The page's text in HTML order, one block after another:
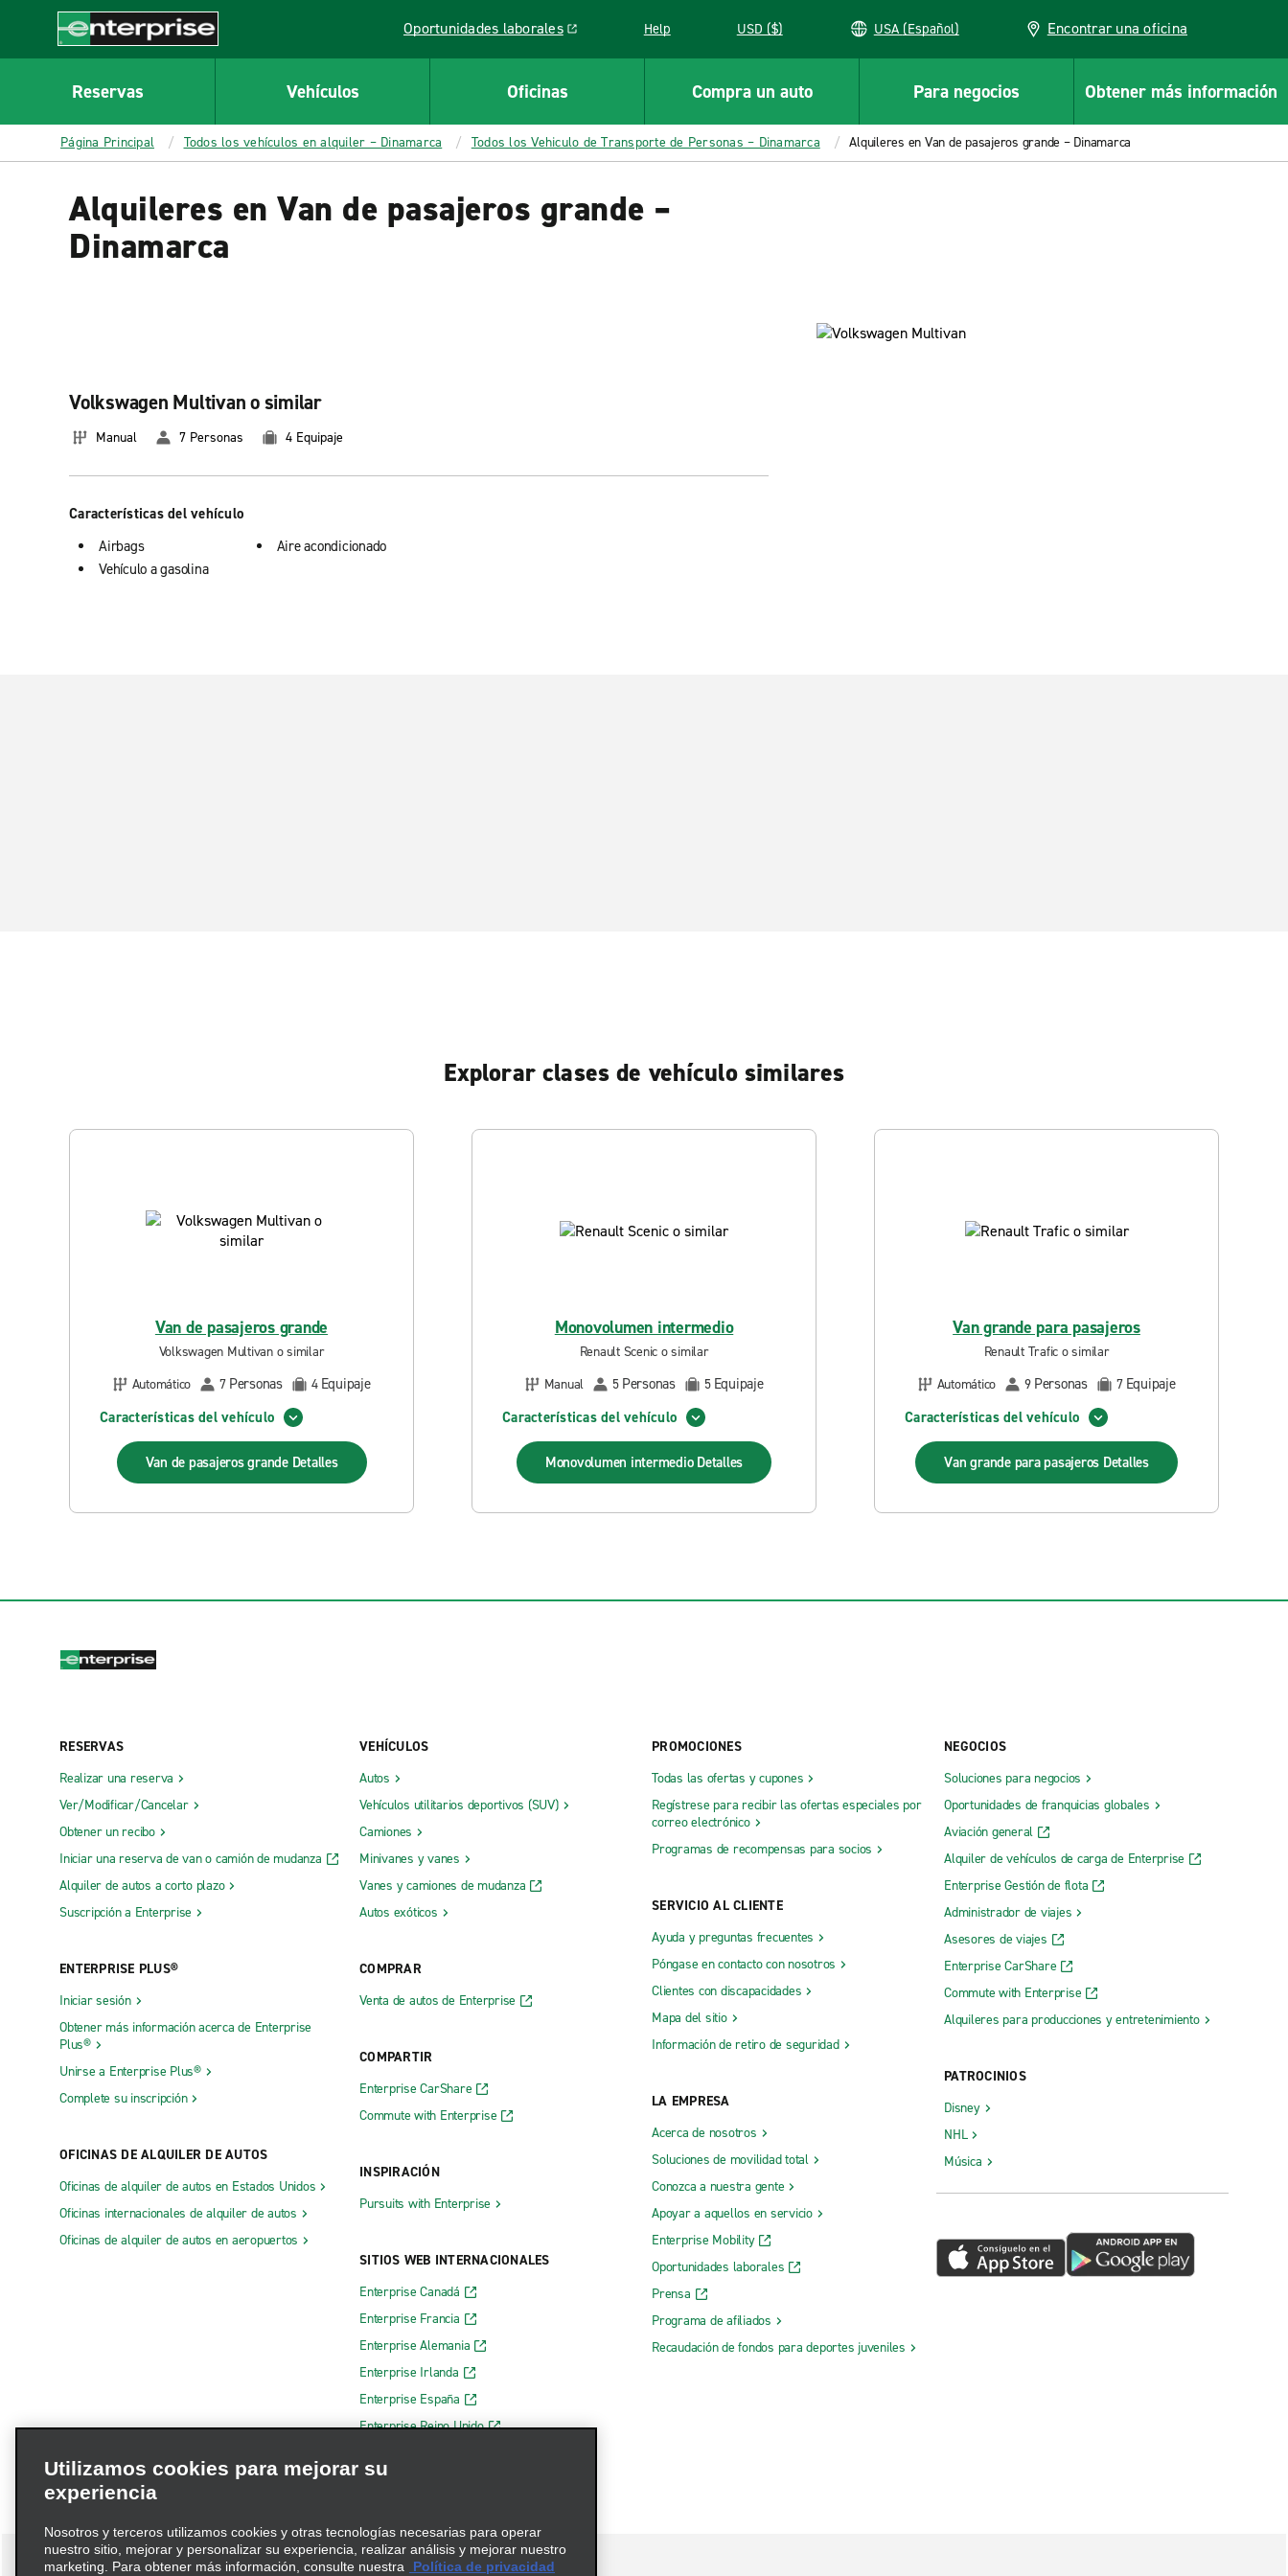
CONTENT
Enterprise
Oportunidades laborales
Link opens in a new window Help USD ($) USA (Español) Encontrar una oficina
Reservas Vehículos Oficinas Compra un auto Para negocios Obtener más información
Página Principal Todos los vehículos en alquiler – Dinamarca Todos los Vehiculo de Transporte de Personas – Dinamarca Alquileres en Van de pasajeros grande – Dinamarca
Alquileres en Van de pasajeros grande –
Dinamarca
Volkswagen Multivan o similar
Manual 7 Personas 4 Equipaje
Características del vehículo
Airbags
Vehículo a gasolina
Aire acondicionado
Explorar clases de vehículo similares
Van de pasajeros grande
Volkswagen Multivan o similar
Automático
7 Personas 4 Equipaje
Características del vehículo
Van de pasajeros grande Detalles
Monovolumen intermedio
Renault Scenic o similar
Manual
5 Personas 5 Equipaje
Características del vehículo
Monovolumen intermedio Detalles
Van grande para pasajeros
Renault Trafic o similar
Automático
9 Personas 7 Equipaje
Características del vehículo
Van grande para pasajeros Detalles
RESERVAS
Realizar una reserva
Ver/Modificar/Cancelar
Obtener un recibo
Iniciar una reserva de van o camión de mudanza
Alquiler de autos a corto plazo
Suscripción a Enterprise
ENTERPRISE PLUS®
Iniciar sesión
Obtener más información acerca de Enterprise
Plus®
Unirse a Enterprise Plus®
Complete su inscripción
OFICINAS DE ALQUILER DE AUTOS
Oficinas de alquiler de autos en Estados Unidos
Oficinas internacionales de alquiler de autos
Oficinas de alquiler de autos en aeropuertos
VEHÍCULOS
Autos
Vehículos utilitarios deportivos (SUV)
Camiones
Minivanes y vanes
Vanes y camiones de mudanza
Autos exóticos
COMPRAR
Venta de autos de Enterprise
COMPARTIR
Enterprise CarShare
Commute with Enterprise
INSPIRACIÓN
Pursuits with Enterprise
SITIOS WEB INTERNACIONALES
Enterprise Canadá
Enterprise Francia
Enterprise Alemania
Enterprise Irlanda
Enterprise España
Enterprise Reino Unido
PROMOCIONES
Todas las ofertas y cupones
Regístrese para recibir las ofertas especiales por
correo electrónico
Programas de recompensas para socios
SERVICIO AL CLIENTE
Ayuda y preguntas frecuentes
Póngase en contacto con nosotros
Clientes con discapacidades
Mapa del sitio
Información de retiro de seguridad
LA EMPRESA
Acerca de nosotros
Soluciones de movilidad total
Conozca a nuestra gente
Apoyar a aquellos en servicio
Enterprise Mobility
Oportunidades laborales
Prensa
Programa de afiliados
Recaudación de fondos para deportes juveniles
NEGOCIOS
Soluciones para negocios
Oportunidades de franquicias globales
Aviación general
Alquiler de vehículos de carga de Enterprise
Enterprise Gestión de flota
Administrador de viajes
Asesores de viajes
Enterprise CarShare
Commute with Enterprise
Alquileres para producciones y entretenimiento
PATROCINIOS
Disney
NHL
Música
Utilizamos cookies para mejorar su
experiencia
Nosotros y terceros utilizamos cookies y otras tecnologías necesarias para operar
nuestro sitio, mejorar y personalizar su experiencia, realizar análisis y mejorar nuestro
marketing. Para obtener más información, consulte nuestra
Política de privacidad